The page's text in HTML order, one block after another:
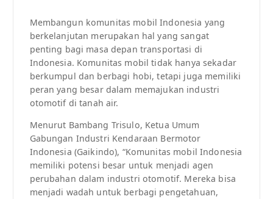
Membangun komunitas mobil Indonesia yang
berkelanjutan merupakan hal yang sangat
penting bagi masa depan transportasi di
Indonesia. Komunitas mobil tidak hanya sekadar
berkumpul dan berbagi hobi, tetapi juga memiliki
peran yang besar dalam memajukan industri
otomotif di tanah air.
Menurut Bambang Trisulo, Ketua Umum
Gabungan Industri Kendaraan Bermotor
Indonesia (Gaikindo), “Komunitas mobil Indonesia
memiliki potensi besar untuk menjadi agen
perubahan dalam industri otomotif. Mereka bisa
menjadi wadah untuk berbagi pengetahuan,